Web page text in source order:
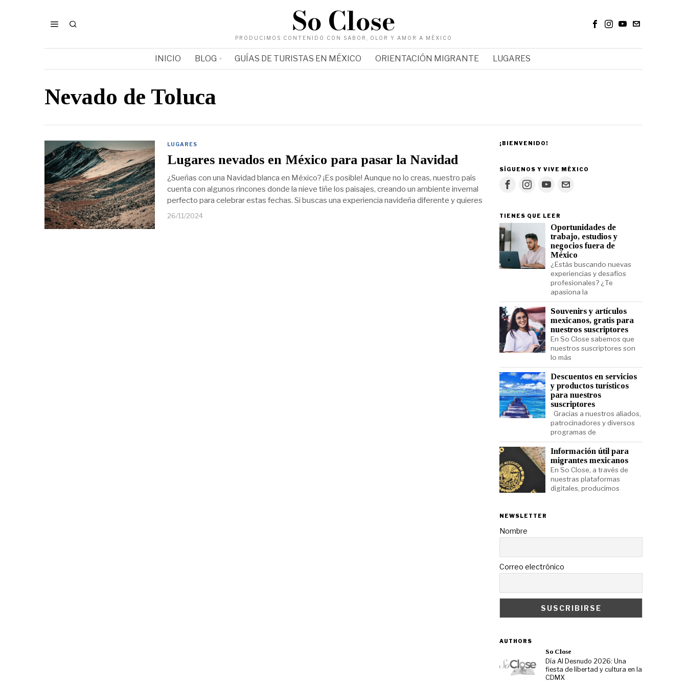
So Close
PRODUCIMOS CONTENIDO CON SABOR, OLOR Y AMOR A MÉXICO
INICIO BLOG GUÍAS DE TURISTAS EN MÉXICO ORIENTACIÓN MIGRANTE LUGARES
Nevado de Toluca
LUGARES
Lugares nevados en México para pasar la Navidad
¿Sueñas con una Navidad blanca en México? ¡Es posible! Aunque no lo creas, nuestro país
cuenta con algunos rincones donde la nieve tiñe los paisajes, creando un ambiente invernal
perfecto para celebrar estas fechas. Si buscas una experiencia navideña diferente y quieres
26/11/2024
¡BIENVENIDO!
SÍGUENOS Y VIVE MÉXICO
TIENES QUE LEER
Oportunidades de
trabajo, estudios y
negocios fuera de
México
¿Estás buscando nuevas
experiencias y desafíos
profesionales? ¿Te
apasiona la
Souvenirs y artículos
mexicanos, gratis para
nuestros suscriptores
En So Close sabemos que
nuestros suscriptores son
lo más
Descuentos en servicios
y productos turísticos
para nuestros
suscriptores
Gracias a nuestros aliados,
patrocinadores y diversos
programas de
Información útil para
migrantes mexicanos
En So Close, a través de
nuestras plataformas
digitales, producimos
NEWSLETTER
Nombre
Correo electrónico
AUTHORS
So Close
Día Al Desnudo 2026: Una
fiesta de libertad y cultura en la
CDMX